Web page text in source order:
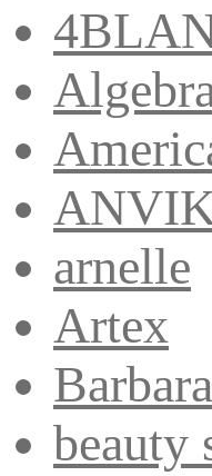
arnelle
Artex
Barbara
beauty